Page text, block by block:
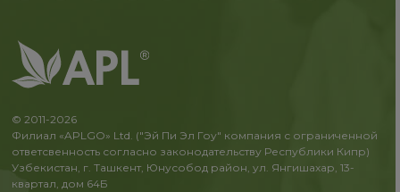
© 2011-2026
Филиал «APLGO» Ltd. ("Эй Пи Эл Гоу" компания с ограниченной
ответсвенность согласно законодательству Республики Кипр)
Узбекистан, г. Ташкент, Юнусобод район, ул. Янгишахар, 13-
квартал, дом 64Б